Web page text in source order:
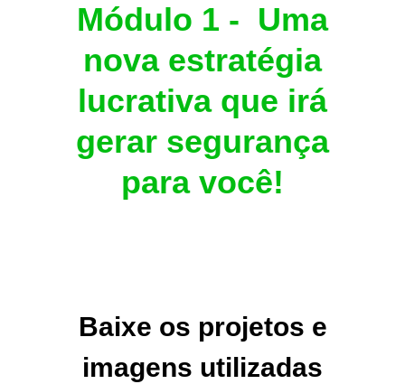
Módulo 1 - Uma
nova estratégia
lucrativa que irá
gerar segurança
para você!
Baixe os projetos e
imagens utilizadas